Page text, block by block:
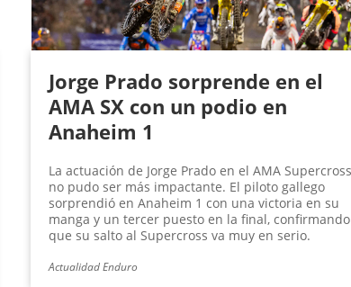
Jorge Prado sorprende en el
AMA SX con un podio en
Anaheim 1
La actuación de Jorge Prado en el AMA Supercross
no pudo ser más impactante. El piloto gallego
sorprendió en Anaheim 1 con una victoria en su
manga y un tercer puesto en la final, confirmando
que su salto al Supercross va muy en serio.
Actualidad Enduro